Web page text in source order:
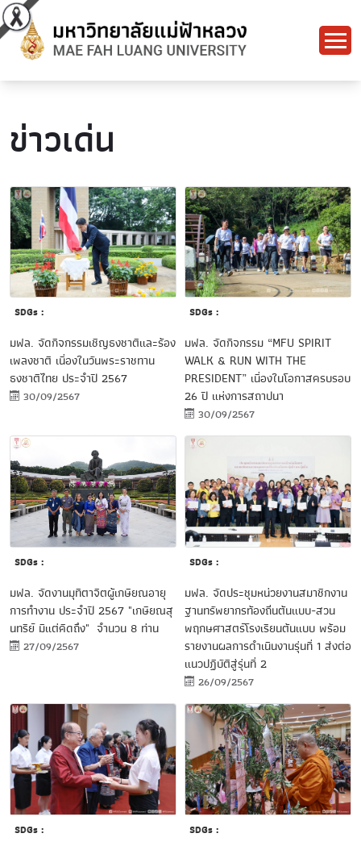
ข่าวเด่น
SDGs :
มฟล. จัดกิจกรรมเชิญธงชาติและร้อง
เพลงชาติ เนื่องในวันพระราชทาน
ธงชาติไทย ประจำปี 2567
30/09/2567
SDGs :
มฟล. จัดกิจกรรม “MFU SPIRIT
WALK & RUN WITH THE
PRESIDENT” เนื่องในโอกาสครบรอบ
26 ปี แห่งการสถาปนา
30/09/2567
SDGs :
มฟล. จัดงานมุทิตาจิตผู้เกษียณอายุ
การทำงาน ประจำปี 2567 "เกษียณสุ
นทรีย์ มีแต่คิดถึง" จำนวน 8 ท่าน
27/09/2567
SDGs :
มฟล. จัดประชุมหน่วยงานสมาชิกงาน
ฐานทรัพยากรท้องถิ่นต้นแบบ-สวน
พฤกษศาสตร์โรงเรียนต้นแบบ พร้อม
รายงานผลการดำเนินงานรุ่นที่ 1 ส่งต่อ
แนวปฏิบัติสู่รุ่นที่ 2
26/09/2567
SDGs : SDGs :